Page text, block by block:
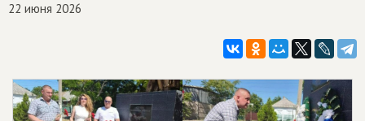
22 июня 2026